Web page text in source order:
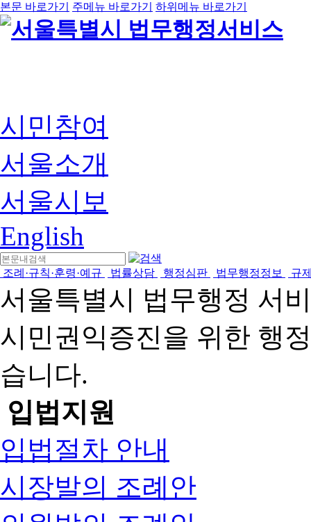
본문 바로가기 주메뉴 바로가기 하위메뉴 바로가기
시민참여
서울소개
서울시보
English
조례·규칙·훈령·예규 법률상담 행정심판 법무행정정보 규
서울특별시 법무행정 서
시민권익증진을 위한 행
습니다.
입법지원
입법절차 안내
시장발의 조례안